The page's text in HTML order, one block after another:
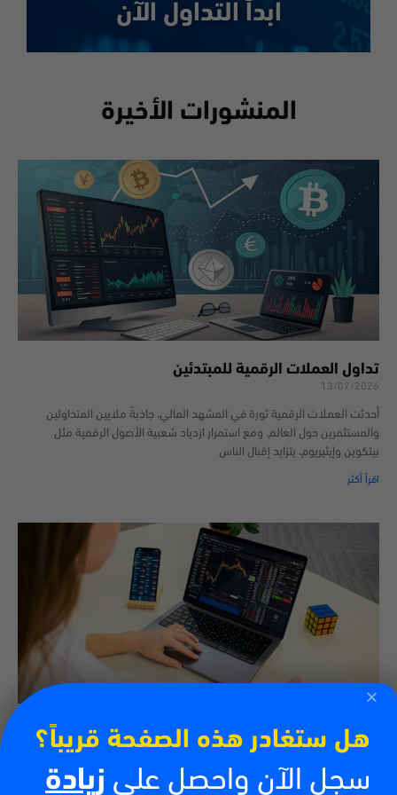
ابدأ التداول الآن
المنشورات الأخيرة
تداول العملات الرقمية للمبتدئين
13/07/2026
أحدثت العملات الرقمية ثورة في المشهد المالي، جاذبةً ملايين المتداولين
والمستثمرين حول العالم. ومع استمرار ازدياد شعبية الأصول الرقمية مثل
بيتكوين وإيثيريوم، يتزايد إقبال الناس
اقرأ أكثر
كيفية تداول العملات الرقمية
13/07/2026
أدى صعود العملات الرقمية إلى خلق فرص جديدة للأفراد الراغبين في المشاركة
هل ستغادر هذه الصفحة قريباً؟
سجل الآن واحصل على زيادة